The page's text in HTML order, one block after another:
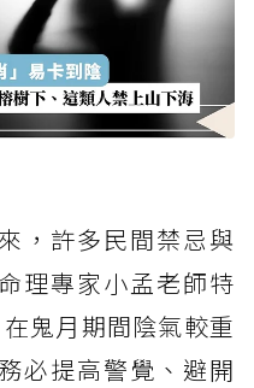
，許多民間禁忌與
理專家小孟老師特
鬼月期間陰氣較重
必提高警覺、避開